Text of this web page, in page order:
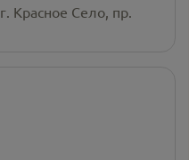
Красное Село, пр.